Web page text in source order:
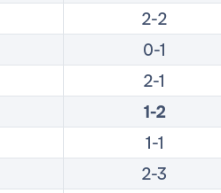
2-2
0-1
2-1
1-2
1-1
2-3